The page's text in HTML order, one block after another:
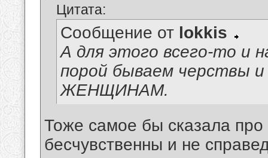
Цитата:
Сообщение от lokkis
А для этого всего-то и
порой бываем черствы
ЖЕНЩИНАМ.
Тоже самое бы сказала
бесчувственны и не